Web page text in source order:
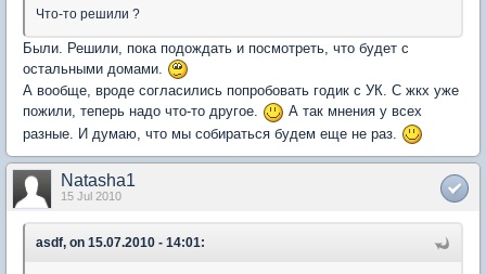
Что-то решили ?
Были. Решили, пока подождать и посмотреть, что будет с
остальными домами.
А вообще, вроде согласились попробовать годик с УК. С жкх уже
пожили, теперь надо что-то другое.
А так мнения у всех
разные. И думаю, что мы собираться будем еще не раз.
Natasha1
15 Jul 2010
asdf, on 15.07.2010 - 14:01: